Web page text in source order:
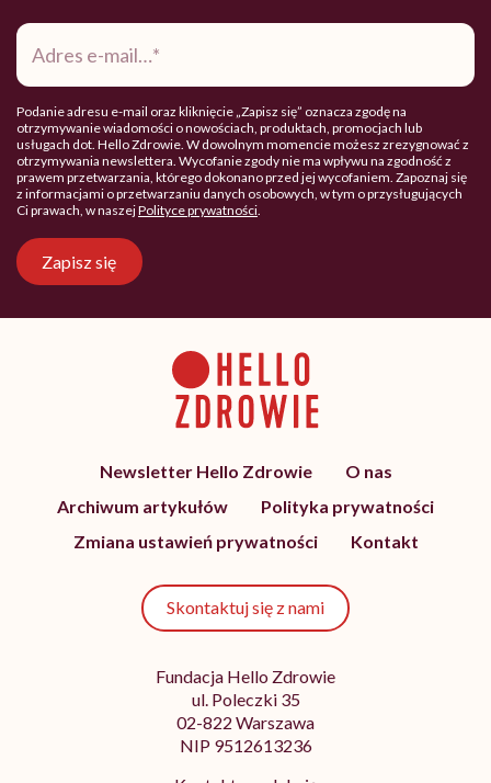
Adres
mail*
Podanie adresu e-mail oraz kliknięcie „Zapisz się” oznacza zgodę na
otrzymywanie wiadomości o nowościach, produktach, promocjach lub
usługach dot. Hello Zdrowie. W dowolnym momencie możesz zrezygnować z
otrzymywania newslettera. Wycofanie zgody nie ma wpływu na zgodność z
prawem przetwarzania, którego dokonano przed jej wycofaniem. Zapoznaj się
z informacjami o przetwarzaniu danych osobowych, w tym o przysługujących
Ci prawach, w naszejPolityce prywatności.
Zapisz się
Newsletter Hello Zdrowie
O nas
Archiwum artykułów
Polityka prywatności
Zmiana ustawień prywatności
Kontakt
Skontaktuj się z nami
Fundacja Hello Zdrowie
ul. Poleczki 35
02-822 Warszawa
NIP 9512613236